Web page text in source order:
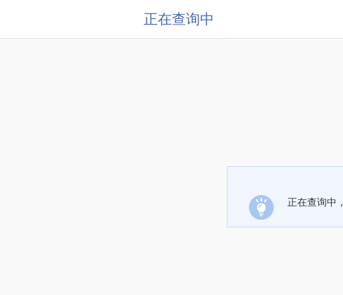
正在查询中
正在查询中